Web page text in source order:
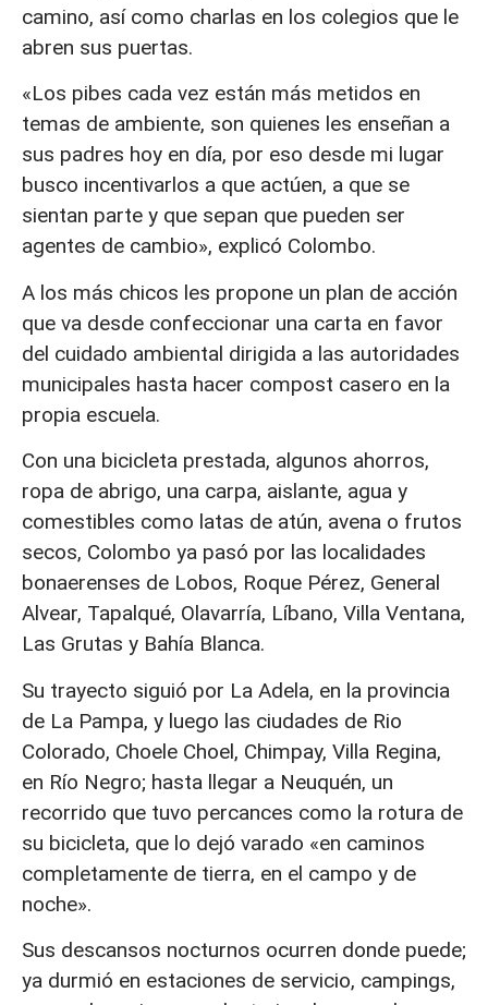
camino, así como charlas en los colegios que le
abren sus puertas.
«Los pibes cada vez están más metidos en
temas de ambiente, son quienes les enseñan a
sus padres hoy en día, por eso desde mi lugar
busco incentivarlos a que actúen, a que se
sientan parte y que sepan que pueden ser
agentes de cambio», explicó Colombo.
A los más chicos les propone un plan de acción
que va desde confeccionar una carta en favor
del cuidado ambiental dirigida a las autoridades
municipales hasta hacer compost casero en la
propia escuela.
Con una bicicleta prestada, algunos ahorros,
ropa de abrigo, una carpa, aislante, agua y
comestibles como latas de atún, avena o frutos
secos, Colombo ya pasó por las localidades
bonaerenses de Lobos, Roque Pérez, General
Alvear, Tapalqué, Olavarría, Líbano, Villa Ventana,
Las Grutas y Bahía Blanca.
Su trayecto siguió por La Adela, en la provincia
de La Pampa, y luego las ciudades de Rio
Colorado, Choele Choel, Chimpay, Villa Regina,
en Río Negro; hasta llegar a Neuquén, un
recorrido que tuvo percances como la rotura de
su bicicleta, que lo dejó varado «en caminos
completamente de tierra, en el campo y de
noche».
Sus descansos nocturnos ocurren donde puede;
ya durmió en estaciones de servicio, campings,